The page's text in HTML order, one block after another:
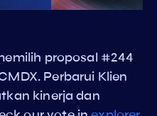
proposal #244
Perbarui Klien
kinerja dan